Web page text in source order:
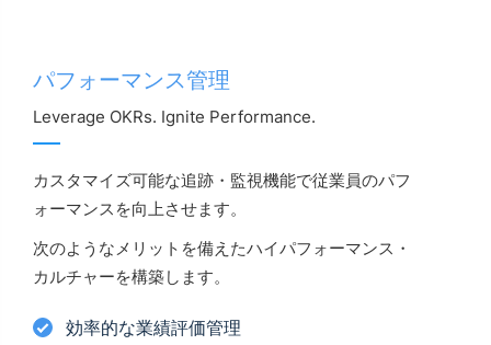
パフォーマンス管理
Leverage OKRs. Ignite Performance.
カスタマイズ可能な追跡・監視機能で従業員のパフ
ォーマンスを向上させます。
次のようなメリットを備えたハイパフォーマンス・
カルチャーを構築します。
効率的な業績評価管理